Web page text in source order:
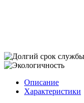
Описание
Характеристики